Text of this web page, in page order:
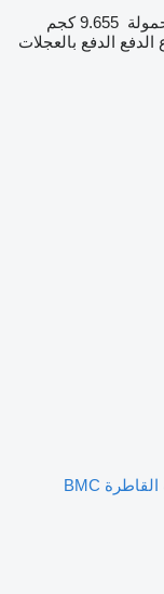
9.655 كجم
الدفع الدفع بالعجلات
جديدة السيارات القاطرة BMC